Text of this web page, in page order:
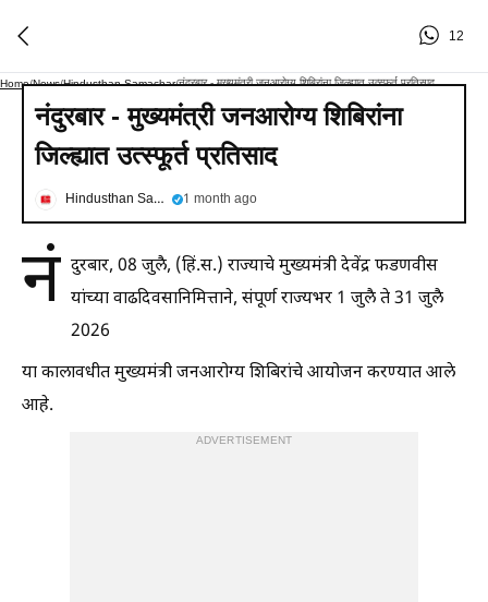
12
Home/News/Hindusthan Samachar/नंदुरबार - मुख्यमंत्री जनआरोग्य शिबिरांना जिल्ह्यात उत्स्फूर्त प्रतिसाद
नंदुरबार - मुख्यमंत्री जनआरोग्य शिबिरांना
जिल्ह्यात उत्स्फूर्त प्रतिसाद
Hindusthan Samachar 1 month ago
नं दुरबार, 08 जुलै, (हिं.स.) राज्याचे मुख्यमंत्री देवेंद्र फडणवीस
यांच्या वाढदिवसानिमित्ताने, संपूर्ण राज्यभर 1 जुलै ते 31 जुलै
2026
या कालावधीत मुख्यमंत्री जनआरोग्य शिबिरांचे आयोजन करण्यात आले
आहे.
ADVERTISEMENT